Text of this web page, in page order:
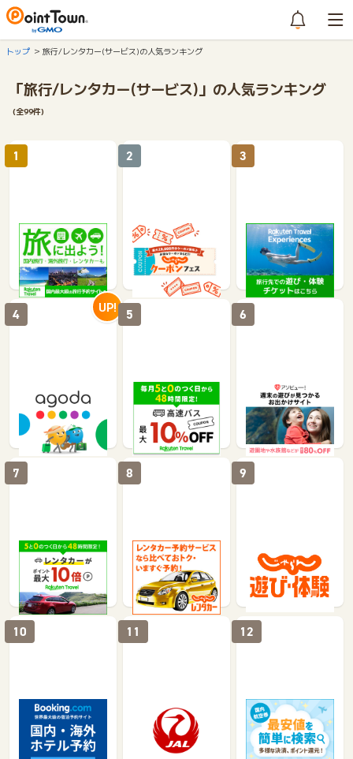
トップ 旅行/レンタカー(サービス)の人気ランキング
「旅行/レンタカー(サービス)」の人気ランキング
(全99件)
楽天トラベル
1%
1
じゃらんnet
1.2%
2
楽天トラベル観光体
験
2.5%
3
《agoda》海外・国
内ホテル格安予約の
アゴダ
2.5% 4%
4 UP!
楽天トラベル【高速
バス予約】
1%
5
遊び予約／レジャー
チケット購入サイト
「アソビュー！」
1.5%
6
楽天トラベル【レン
タカー予約】
1%
7
じゃらんレンタカー
114
8
じゃらん 遊び・体験
予約
1%
9
Booking.com（ブ
ッキング・ドットコ
ム）4%
10
JAL 日本航空 国内
線航空券
25
11
エアトリ（国内航空
券予約）
1,400
12